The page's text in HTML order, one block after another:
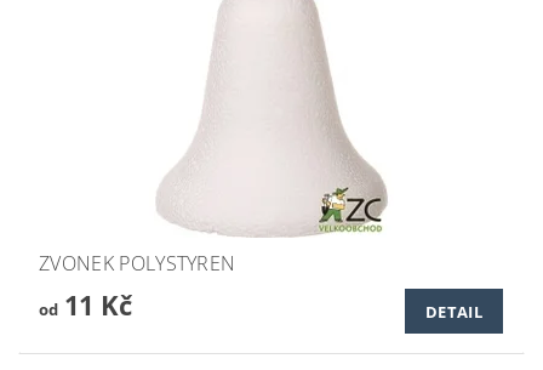
ZVONEK POLYSTYREN
od11 Kč DETAIL